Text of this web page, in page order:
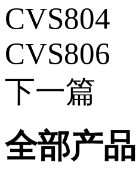
CVS804
CVS806
下一篇
全部产品